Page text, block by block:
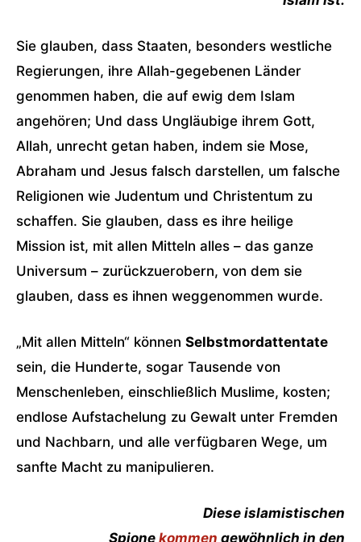
Sie glauben, dass Staaten, besonders westliche
Regierungen, ihre Allah-gegebenen Länder
genommen haben, die auf ewig dem Islam
angehören; Und dass Ungläubige ihrem Gott,
Allah, unrecht getan haben, indem sie Mose,
Abraham und Jesus falsch darstellen, um falsche
Religionen wie Judentum und Christentum zu
schaffen. Sie glauben, dass es ihre heilige
Mission ist, mit allen Mitteln alles – das ganze
Universum – zurückzuerobern, von dem sie
glauben, dass es ihnen weggenommen wurde.
„Mit allen Mitteln“ können Selbstmordattentate
sein, die Hunderte, sogar Tausende von
Menschenleben, einschließlich Muslime, kosten;
endlose Aufstachelung zu Gewalt unter Fremden
und Nachbarn, und alle verfügbaren Wege, um
sanfte Macht zu manipulieren.
Diese islamistischen
Spione kommen gewöhnlich in den